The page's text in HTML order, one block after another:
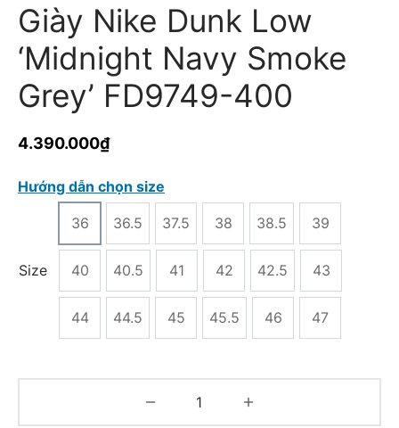
Giày Nike Dunk Low
‘Midnight Navy Smoke
Grey’ FD9749-400
4.390.000₫
Hướng dẫn chọn size
Size
36 36.5 37.5 38 38.5 39
40 40.5 41 42 42.5 43
44 44.5 45 45.5 46 47